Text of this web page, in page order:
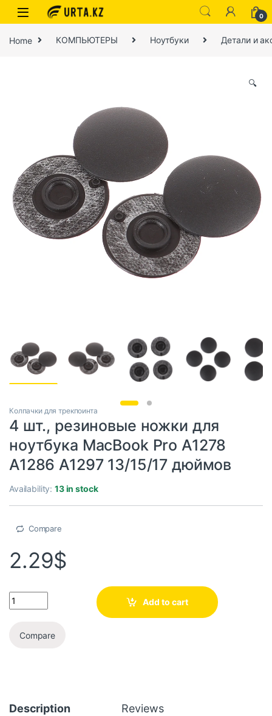
0
Home КОМПЬЮТЕРЫ Ноутбуки Детали и
🔍
Колпачки для трекпоинта
4 шт., резиновые ножки для
ноутбука MacBook Pro A1278
A1286 A1297 13/15/17 дюймов
Availability:13 in stock
Compare
2.29$
Add to cart
Compare
Description Reviews